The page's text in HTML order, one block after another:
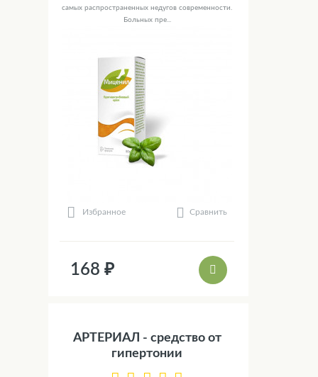
самых распространенных недугов современности.
Больных пре...
Избранное Сравнить
168 ₽
АРТЕРИАЛ - средство от
гипертонии